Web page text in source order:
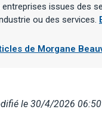
issues des
ou des services.
de Morgane
le 30/4/2026 06:50